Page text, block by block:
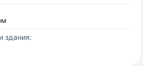
здания: